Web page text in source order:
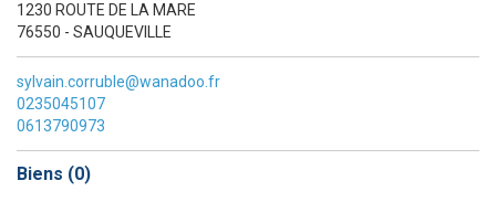
1230 ROUTE DE LA MARE
76550 - SAUQUEVILLE
sylvain.corruble@wanadoo.fr
0235045107
0613790973
Biens (0)